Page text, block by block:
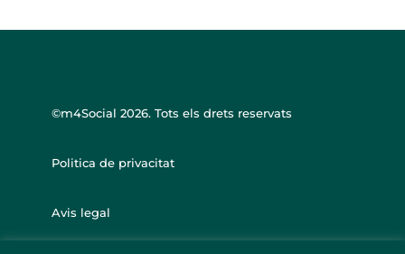
©m4Social 2026. Tots els drets reservats
Politica de privacitat
Avis legal